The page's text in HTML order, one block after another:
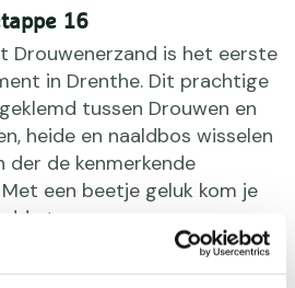
16
Drouwenerzand is het eerste
in Drenthe. Dit prachtige
tussen Drouwen en
heide en naaldbos wisselen
der de kenmerkende
een beetje geluk kom je
tegen.
17